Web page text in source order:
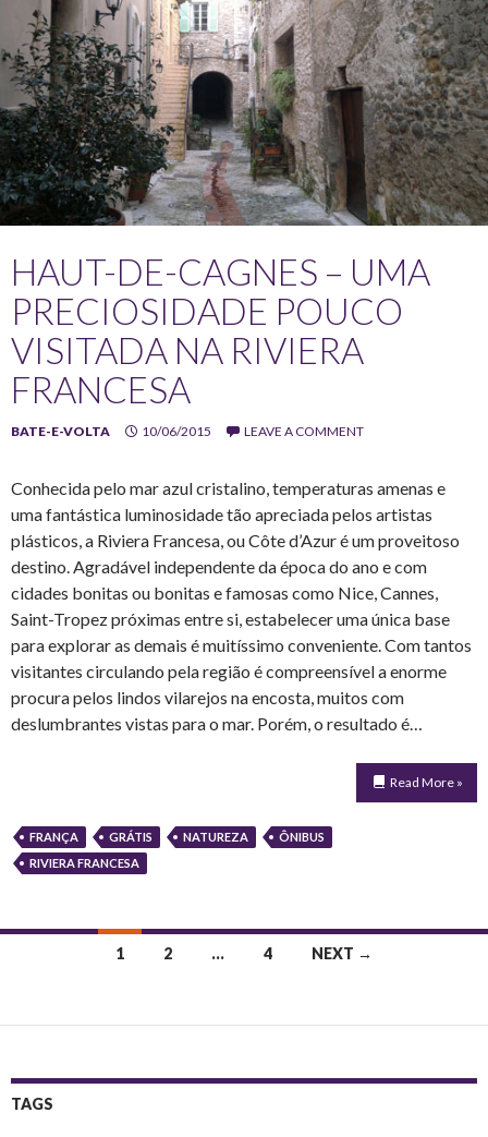
HAUT-DE-CAGNES – UMA
PRECIOSIDADE POUCO
VISITADA NA RIVIERA
FRANCESA
BATE-E-VOLTA 10/06/2015 LEAVE A COMMENT
Conhecida pelo mar azul cristalino, temperaturas amenas e
uma fantástica luminosidade tão apreciada pelos artistas
plásticos, a Riviera Francesa, ou Côte d’Azur é um proveitoso
destino. Agradável independente da época do ano e com
cidades bonitas ou bonitas e famosas como Nice, Cannes,
Saint-Tropez próximas entre si, estabelecer uma única base
para explorar as demais é muitíssimo conveniente. Com tantos
visitantes circulando pela região é compreensível a enorme
procura pelos lindos vilarejos na encosta, muitos com
deslumbrantes vistas para o mar. Porém, o resultado é…
Read More »
FRANÇA GRÁTIS NATUREZA
ÔNIBUS
RIVIERA FRANCESA
1 2 … 4 NEXT →
TAGS